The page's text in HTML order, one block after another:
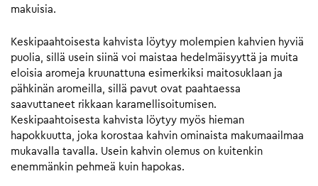
makuisia.
Keskipaahtoisesta kahvista löytyy molempien kahvien hyviä
puolia, sillä usein siinä voi maistaa hedelmäisyyttä ja muita
eloisia aromeja kruunattuna esimerkiksi maitosuklaan ja
pähkinän aromeilla, sillä pavut ovat paahtaessa
saavuttaneet rikkaan karamellisoitumisen.
Keskipaahtoisesta kahvista löytyy myös hieman
hapokkuutta, joka korostaa kahvin ominaista makumaailmaa
mukavalla tavalla. Usein kahvin olemus on kuitenkin
enemmänkin pehmeä kuin hapokas.